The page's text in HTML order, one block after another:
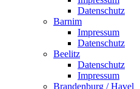
Datenschutz
Barnim
Impressum
Datenschutz
Beelitz
Datenschutz
Impressum
Brandenburg / Havel